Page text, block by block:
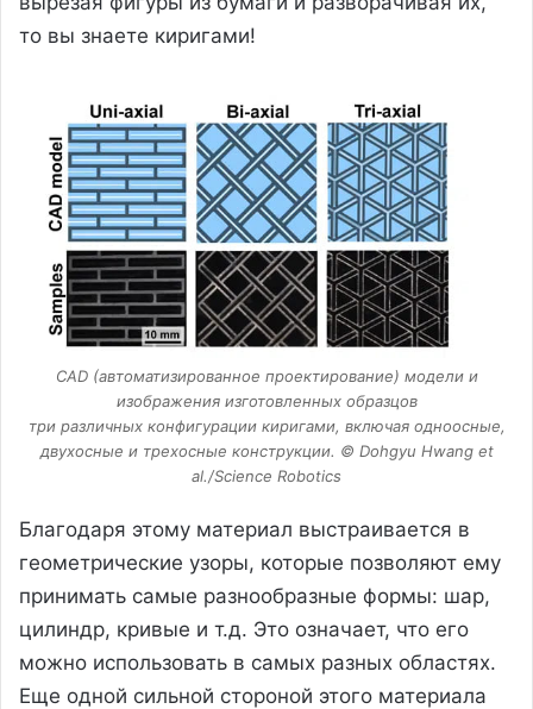
то вы знаете киригами!
CAD (автоматизированное проектирование) модели и
изображения изготовленных образцов
три различных конфигурации киригами, включая одноосные,
двухосные и трехосные конструкции. © Dohgyu Hwang et
al./Science Robotics
Благодаря этому материал выстраивается в
геометрические узоры, которые позволяют ему
принимать самые разнообразные формы: шар,
цилиндр, кривые и т.д. Это означает, что его
можно использовать в самых разных областях.
Еще одной сильной стороной этого материала